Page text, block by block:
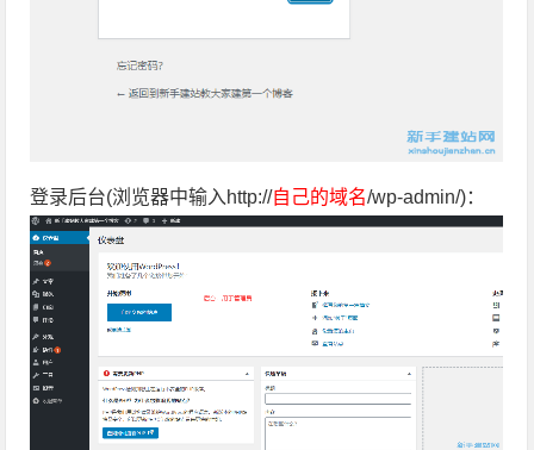
登录后台(浏览器中输入http://自己的域名/wp-admin/)：